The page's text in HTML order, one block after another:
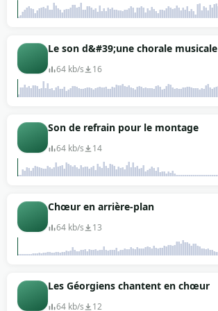
Le son d&#39;une chorale musicale
64 kb/s 16
Son de refrain pour le montage
64 kb/s 14
Chœur en arrière-plan
64 kb/s 13
Les Géorgiens chantent en chœur
64 kb/s 12